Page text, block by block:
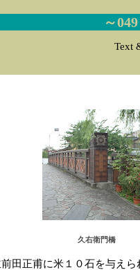
～
Text
久右衛門橋
田正甫に米１０石を与え